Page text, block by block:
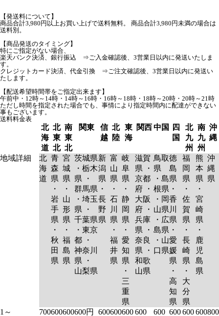
【発送料について】
商品合計3,980円以上お買い上げで送料無料。 商品合計3,980円未満の場合は
送料別。
【商品発送のタイミング】
特にご指定がない場合、
楽天バンク決済、銀行振込 ⇒ご入金確認後、3営業日以内に発送いたしま
す。
クレジットカード決済、代金引換 ⇒ご注文確認後、3営業日以内に発送い
たします。
【配送希望時間帯をご指定出来ます】
午前中・12時～14時・14時～16時・16時～18時・18時～20時・20時～21時
ただし時間を指定された場合でも、事情により指定時間内に配達ができない
事もございます。
送料料金表
北
海
道
北
東
北
南
東
北
関東
信
越
北
陸
東
海
関西中国
四
国
北
九
州
南
九
州
沖
縄
地域詳細
北
海
道
青
森
県
・
岩
手
県
・
秋
田
県
宮
城
県
・
山
形
県
・
福
島
県
茨城県
・栃木
県 ・
群馬県
・埼玉
県 ・
千葉県
・東京
都 ・
神奈川
県 ・
山梨県
新
潟
県
・
長
野
県
富
山
県
・
石
川
県
・
福
井
県
岐
阜
県
・
静
岡
県
・
愛
知
県
・
三
重
県
滋賀
県 ・
京都
府 ・
大阪
府 ・
兵庫
県 ・
奈良
県 ・
和歌
山県
鳥取
県
・島
根県
・岡
山県
・広
島県
・山
口県
徳
島
県
・
香
川
県
・
愛
媛
県
・
高
知
県
福
岡
県
・
佐
賀
県
・
長
崎
県
・
大
分
県
熊
本
県
・
宮
崎
県
・
鹿
児
島
県
沖
縄
県
1～
700600600600円
600600600600
600 600600600800